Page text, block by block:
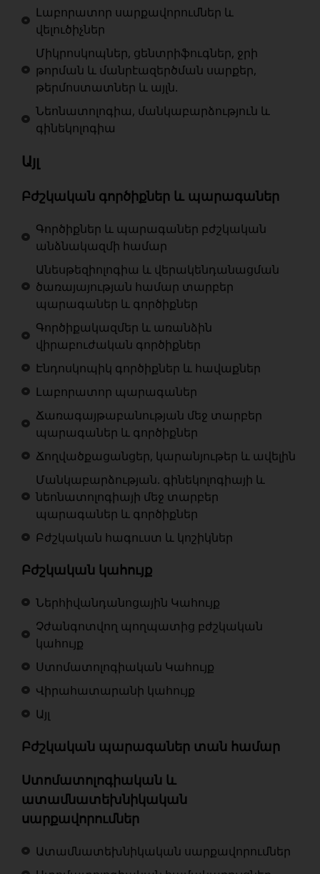
Լաբորատոր սարքավորումներ և
վելուծիչներ
Միկրոսկոպներ, ցենտրիֆուգներ, ջրի
թորման և մանրէազերծման սարքեր,
թերմոստատներ և այլն.
Նեոնատոլոգիա, մանկաբարձություն և
գինեկոլոգիա
Այլ
Բժշկական գործիքներ և պարագաներ
Գործիքներ և պարագաներ բժշկական
անձնակազմի համար
Անեսթեզիոլոգիա և վերակենդանացման
ծառայայության համար տարբեր
պարագաներ և գործիքներ
Գործիքակազմեր և առանձին
վիրաբուժական գործիքներ
Էնդոսկոպիկ գործիքներ և հավաքներ
Լաբորատոր պարագաներ
Ճառագայթաբանության մեջ տարբեր
պարագաներ և գործիքներ
Ճողվածքացանցեր, կարանյութեր և ավելին
Մանկաբարձության. գինեկոլոգիայի և
նեոնատոլոգիայի մեջ տարբեր
պարագաներ և գործիքներ
Բժշկական հագուստ և կոշիկներ
Բժշկական կահույք
Ներհիվանդանոցային Կահույք
Չժանգոտվող պողպատից բժշկական
կահույք
Ստոմատոլոգիական Կահույք
Վիրահատարանի կահույք
Այլ
Բժշկական պարագաներ տան համար
Ստոմատոլոգիական և
ատամնատեխնիկական
սարքավորումներ
Ատամնատեխնիկական սարքավորումներ